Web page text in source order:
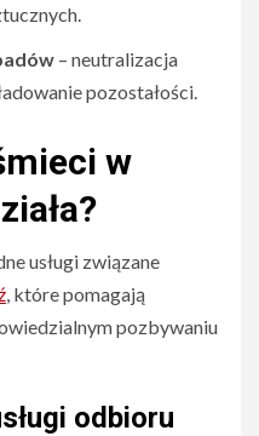
– neutralizacja
pozostałości.
w
usługi związane
, które pomagają
pozbywaniu
odbioru